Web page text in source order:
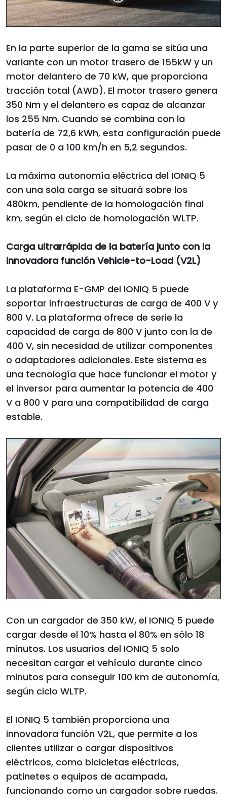
En la parte superior de la gama se sitúa una
variante con un motor trasero de 155kW y un
motor delantero de 70 kW, que proporciona
tracción total (AWD). El motor trasero genera
350 Nm y el delantero es capaz de alcanzar
los 255 Nm. Cuando se combina con la
batería de 72,6 kWh, esta configuración puede
pasar de 0 a 100 km/h en 5,2 segundos.
La máxima autonomía eléctrica del IONIQ 5
con una sola carga se situará sobre los
480km, pendiente de la homologación final
km, según el ciclo de homologación WLTP.
Carga ultrarrápida de la batería junto con la
innovadora función Vehicle-to-Load (V2L)
La plataforma E-GMP del IONIQ 5 puede
soportar infraestructuras de carga de 400 V y
800 V. La plataforma ofrece de serie la
capacidad de carga de 800 V junto con la de
400 V, sin necesidad de utilizar componentes
o adaptadores adicionales. Este sistema es
una tecnología que hace funcionar el motor y
el inversor para aumentar la potencia de 400
V a 800 V para una compatibilidad de carga
estable.
Con un cargador de 350 kW, el IONIQ 5 puede
cargar desde el 10% hasta el 80% en sólo 18
minutos. Los usuarios del IONIQ 5 solo
necesitan cargar el vehículo durante cinco
minutos para conseguir 100 km de autonomía,
según ciclo WLTP.
El IONIQ 5 también proporciona una
innovadora función V2L, que permite a los
clientes utilizar o cargar dispositivos
eléctricos, como bicicletas eléctricas,
patinetes o equipos de acampada,
funcionando como un cargador sobre ruedas.